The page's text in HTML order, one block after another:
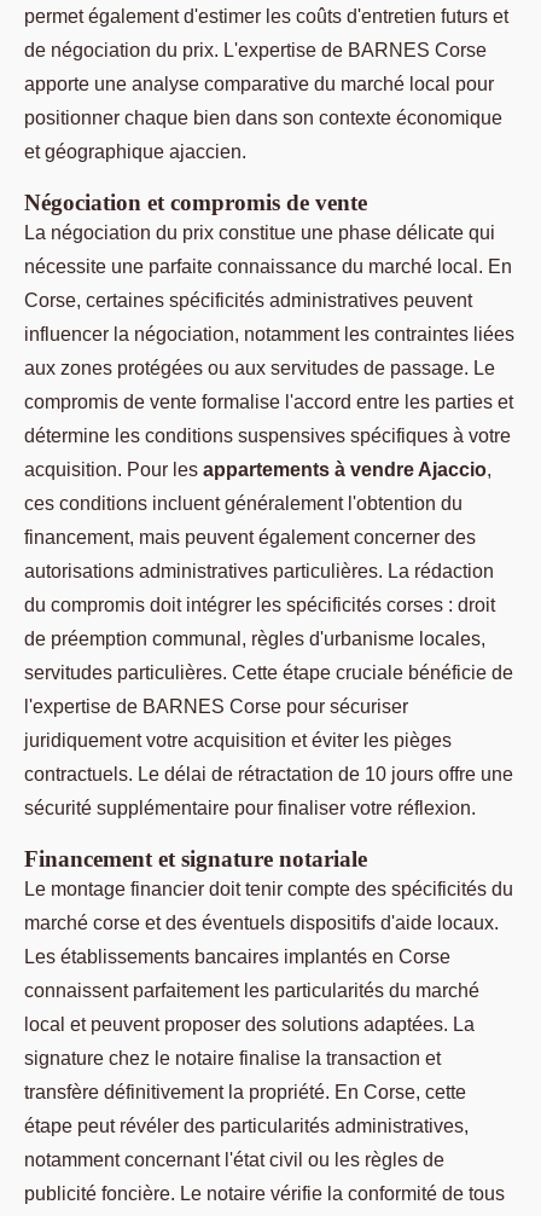
permet également d'estimer les coûts d'entretien futurs et
de négociation du prix. L'expertise de BARNES Corse
apporte une analyse comparative du marché local pour
positionner chaque bien dans son contexte économique
et géographique ajaccien.
Négociation et compromis de vente
La négociation du prix constitue une phase délicate qui
nécessite une parfaite connaissance du marché local. En
Corse, certaines spécificités administratives peuvent
influencer la négociation, notamment les contraintes liées
aux zones protégées ou aux servitudes de passage. Le
compromis de vente formalise l'accord entre les parties et
détermine les conditions suspensives spécifiques à votre
acquisition. Pour les appartements à vendre Ajaccio,
ces conditions incluent généralement l'obtention du
financement, mais peuvent également concerner des
autorisations administratives particulières. La rédaction
du compromis doit intégrer les spécificités corses : droit
de préemption communal, règles d'urbanisme locales,
servitudes particulières. Cette étape cruciale bénéficie de
l'expertise de BARNES Corse pour sécuriser
juridiquement votre acquisition et éviter les pièges
contractuels. Le délai de rétractation de 10 jours offre une
sécurité supplémentaire pour finaliser votre réflexion.
Financement et signature notariale
Le montage financier doit tenir compte des spécificités du
marché corse et des éventuels dispositifs d'aide locaux.
Les établissements bancaires implantés en Corse
connaissent parfaitement les particularités du marché
local et peuvent proposer des solutions adaptées. La
signature chez le notaire finalise la transaction et
transfère définitivement la propriété. En Corse, cette
étape peut révéler des particularités administratives,
notamment concernant l'état civil ou les règles de
publicité foncière. Le notaire vérifie la conformité de tous